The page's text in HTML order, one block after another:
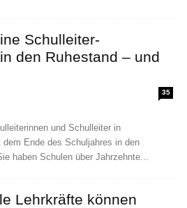
Schulleiter-
den Ruhestand – und
35
und Schulleiter in
Ende des Schuljahres in den
haben Schulen über Jahrzehnte...
Lehrkräfte können